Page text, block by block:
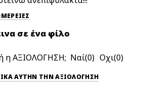
σε ένα φίλο
η ΑΞΙΟΛΟΓΗΣΗ; 0 0
ΕΠΙΣΗΜΆΝΕΤΕ ΑΡΝΗΤΙΚΆ ΑΥΤΉΝ ΤΗΝ ΑΞΙΟΛΟΓΗΣΗ